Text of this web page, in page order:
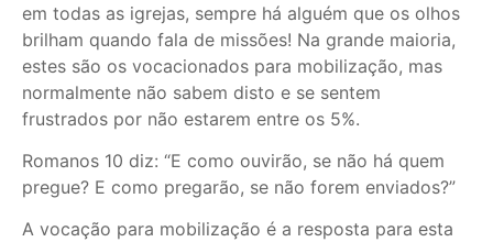
em todas as igrejas, sempre há alguém que os olhos
brilham quando fala de missões! Na grande maioria,
estes são os vocacionados para mobilização, mas
normalmente não sabem disto e se sentem
frustrados por não estarem entre os 5%.
Romanos 10 diz: “E como ouvirão, se não há quem
pregue? E como pregarão, se não forem enviados?”
A vocação para mobilização é a resposta para esta